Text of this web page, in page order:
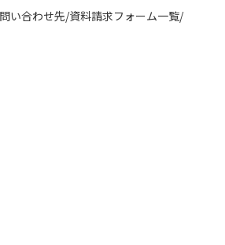
い合わせ先/資料請求フォーム一覧/